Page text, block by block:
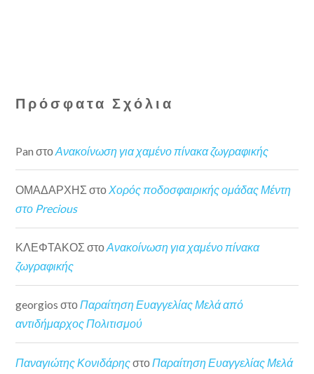
Πρόσφατα Σχόλια
Pan στοΑνακοίνωση για χαμένο πίνακα ζωγραφικής
ΟΜΑΔΑΡΧΗΣ στοΧορός ποδοσφαιρικής ομάδας Μέντη
στο Precious
ΚΛΕΦΤΑΚΟΣ στοΑνακοίνωση για χαμένο πίνακα
ζωγραφικής
georgios στοΠαραίτηση Ευαγγελίας Μελά από
αντιδήμαρχος Πολιτισμού
Παναγιώτης Κονιδάρηςστο Παραίτηση Ευαγγελίας Μελά